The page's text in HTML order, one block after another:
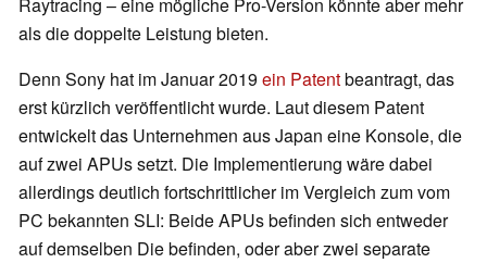
als die doppelte Leistung bieten.
Denn Sony hat im Januar 2019 ein Patentbeantragt, das
erst kürzlich veröffentlicht wurde. Laut diesem Patent
entwickelt das Unternehmen aus Japan eine Konsole, die
auf zwei APUs setzt. Die Implementierung wäre dabei
allerdings deutlich fortschrittlicher im Vergleich zum vom
PC bekannten SLI: Beide APUs befinden sich entweder
auf demselben Die befinden, oder aber zwei separate